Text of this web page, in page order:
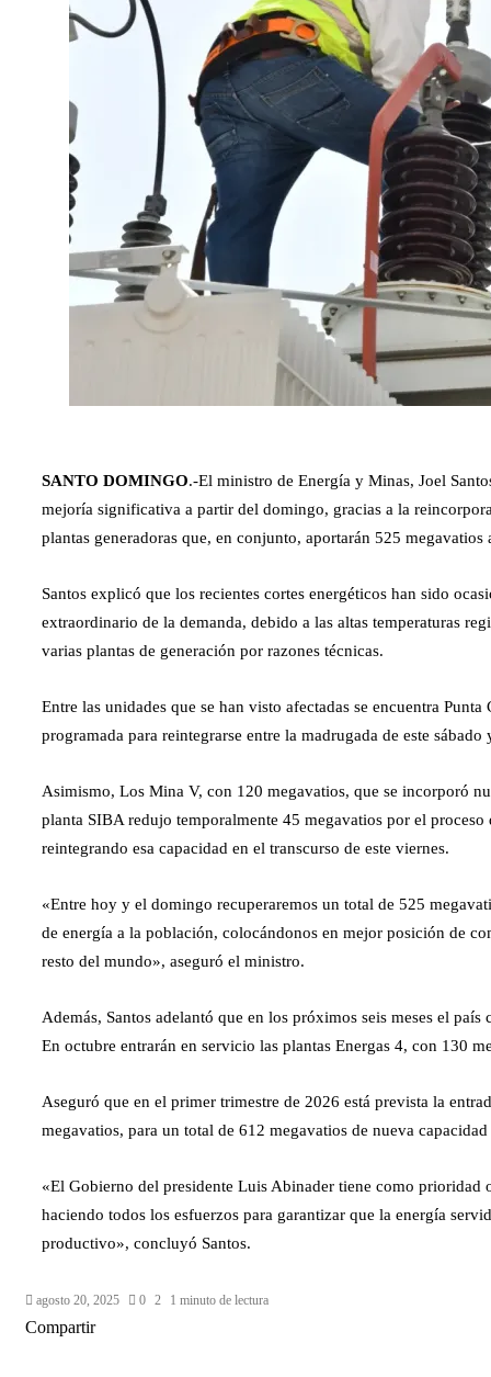
SANTO DOMINGO.-El ministro de Energía y Minas, Joel
mejoría significativa a partir del domingo, gracias a la
plantas generadoras que, en conjunto, aportarán 525 megavatios
Santos explicó que los recientes cortes energéticos han sido
extraordinario de la demanda, debido a las altas temperaturas
varias plantas de generación por razones técnicas.
Entre las unidades que se han visto afectadas se encuentra
programada para reintegrarse entre la madrugada de este
Asimismo, Los Mina V, con 120 megavatios, que se incorporó
planta SIBA redujo temporalmente 45 megavatios por el
reintegrando esa capacidad en el transcurso de este viernes.
«Entre hoy y el domingo recuperaremos un total de 525
de energía a la población, colocándonos en mejor posición de
resto del mundo», aseguró el ministro.
Además, Santos adelantó que en los próximos seis meses el
En octubre entrarán en servicio las plantas Energas 4, con 130
Aseguró que en el primer trimestre de 2026 está prevista la
megavatios, para un total de 612 megavatios de nueva
«El Gobierno del presidente Luis Abinader tiene como
haciendo todos los esfuerzos para garantizar que la energía
productivo», concluyó Santos.
agosto 20, 2025 0 2 1 minuto de lectura
Facebook
Twitter
LinkedIn
Tumblr
Pinterest
Reddit
Pocket
Compartir